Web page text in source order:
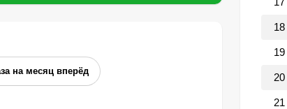
на месяц вперёд
18
19
20
21